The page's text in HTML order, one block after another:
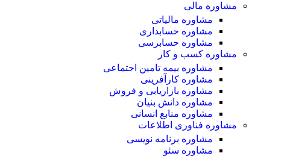
مشاوره مالی
مشاوره مالیاتی
مشاوره حسابداری
مشاوره حسابرسی
مشاوره کسب و کار
مشاوره بیمه تامین اجتماعی
مشاوره کارآفرینی
مشاوره بازاریابی و فروش
مشاوره دانش بنیان
مشاوره منابع انسانی
مشاوره فناوری اطلاعات
مشاوره برنامه نویسی
مشاوره سئو